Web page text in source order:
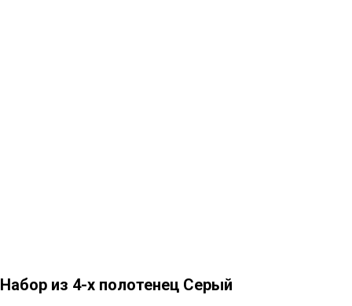
Набор из 4-х полотенец Серый